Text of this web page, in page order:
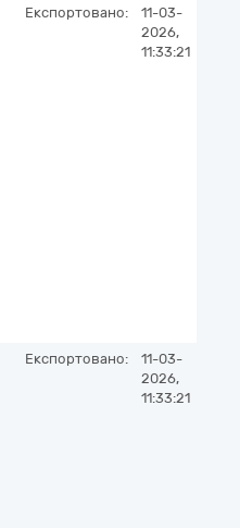
Експортовано:
11-03-
2026,
11:33:21
Експортовано:
11-03-
2026,
11:33:21